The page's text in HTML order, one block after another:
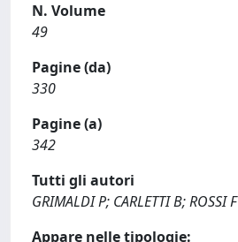
N. Volume
49
Pagine (da)
330
Pagine (a)
342
Tutti gli autori
GRIMALDI P; CARLETTI B; ROSSI F
Appare nelle tipologie: